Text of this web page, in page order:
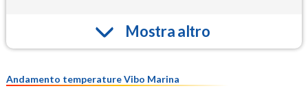
Mostra altro
Andamento temperature Vibo Marina